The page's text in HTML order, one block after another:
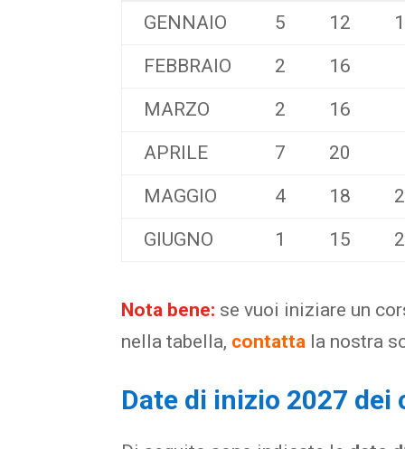
MESE
GENNAIO 5 12
FEBBRAIO
2 16
MARZO
2 16
APRILE
7 20
MAGGIO
4 18
GIUGNO
1 15
Nota bene: se vuoi iniziare un
nella tabella, contatta la nostra
Date di inizio 2027